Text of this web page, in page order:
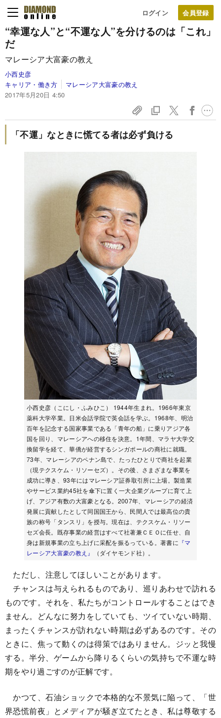
ログイン
“幸運な人”と“不運な人”を分けるのは「これ」
だ
マレーシア大富豪の教え
小西史彦
キャリア・働き方
マレーシア大富豪の教え
2017年5月20日 4:50
「不運」なときに慌てる者は必ず負ける
小西史彦（こにし・ふみひこ） 1944年生まれ。1966年東京
薬科大学卒業。日米会話学院で英会話を学ぶ。1968年、明治
百年を記念する国家事業である「青年の船」に乗りアジア各
国を回り、マレーシアへの移住を決意。1年間、マラヤ大学交
換留学を経て、華僑が経営するシンガポールの商社に就職。
73年、マレーシアのペナン島で、たったひとりで商社を起業
（現テクスケム・リソーセズ）。その後、さまざまな事業を
成功に導き、93年にはマレーシア証券取引所に上場。製造業
やサービス業約45社を傘下に置く一大企業グループに育て上
げ、アジア有数の大富豪となる。2007年、マレーシアの経済
発展に貢献したとして同国国王から、民間人では最高位の貴
族の称号「タンスリ」を授与。現在は、テクスケム・リソー
セズ会長。既存事業の経営はすべて社著兼ＣＥＯに任せ、自
身は新規事業の立ち上げに采配を振るっている。著書に 『マ
レーシア大富豪の教え』
（ダイヤモンド社）。
ただし、注意してほしいことがあります。
チャンスは与えられるものであり、巡りあわせで訪れる
ものです。それを、私たちがコントロールすることはでき
ません。どんなに努力をしていても、ツイていない時期、
まったくチャンスが訪れない時期は必ずあるのです。その
ときに、焦って動くのは得策ではありません。ジッと我慢
する。半分、ゲームから降りるくらいの気持ちで不運な時
期をやり過ごすのが正解です。
かつて、石油ショックで本格的な不景気に陥って、「世
界恐慌前夜」とメディアが騒ぎ立てたとき、私は尊敬する